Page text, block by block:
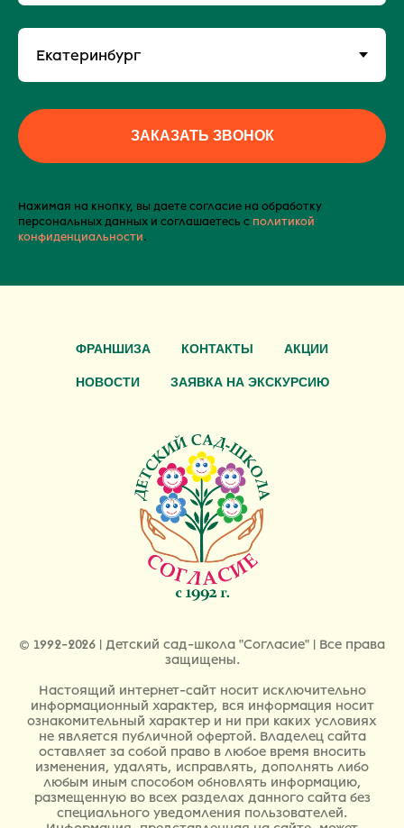
ЗАКАЗАТЬ ЗВОНОК
Нажимая на кнопку, вы даете согласие на обработку
персональных данных и соглашаетесь c политикой
конфиденциальности.
ФРАНШИЗА КОНТАКТЫ АКЦИИ
НОВОСТИ ЗАЯВКА НА ЭКСКУРСИЮ
© 1992-2026 | Детский сад-школа "Согласие" | Все права
защищены.
Настоящий интернет-сайт носит исключительно
информационный характер, вся информация носит
ознакомительный характер и ни при каких условиях
не является публичной офертой. Владелец сайта
оставляет за собой право в любое время вносить
изменения, удалять, исправлять, дополнять либо
любым иным способом обновлять информацию,
размещенную во всех разделах данного сайта без
специального уведомления пользователей.